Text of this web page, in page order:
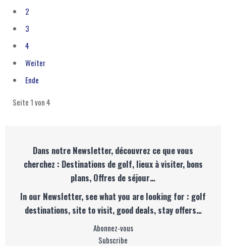
2
3
4
Weiter
Ende
Seite 1 von 4
Dans notre Newsletter, découvrez ce que vous
cherchez : Destinations de golf, lieux à visiter, bons
plans, Offres de séjour…
In our Newsletter, see what you are looking for : golf
destinations, site to visit, good deals, stay offers…
Abonnez-vous
Subscribe